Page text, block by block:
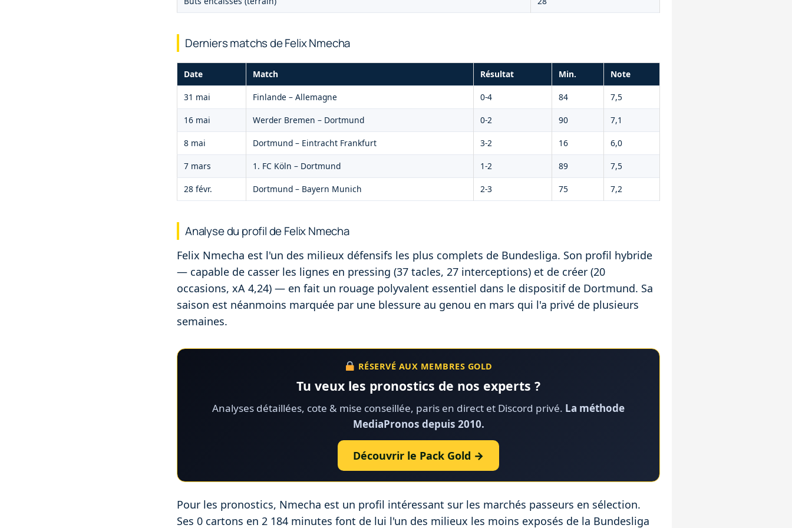
Derniers matchs de Felix Nmecha
Date Match Résultat Min. Note
31 mai Finlande – Allemagne 0-4 84 7,5
16 mai Werder Bremen – Dortmund 0-2 90 7,1
8 mai Dortmund – Eintracht Frankfurt 3-2 16 6,0
7 mars 1. FC Köln – Dortmund 1-2 89 7,5
28 févr. Dortmund – Bayern Munich 2-3 75 7,2
Analyse du profil de Felix Nmecha
Felix Nmecha est l'un des milieux défensifs les plus complets de Bundesliga. Son profil hybride
— capable de casser les lignes en pressing (37 tacles, 27 interceptions) et de créer (20
occasions, xA 4,24) — en fait un rouage polyvalent essentiel dans le dispositif de Dortmund. Sa
saison est néanmoins marquée par une blessure au genou en mars qui l'a privé de plusieurs
semaines.
RÉSERVÉ AUX MEMBRES GOLD
Tu veux les pronostics de nos experts ?
Analyses détaillées, cote & mise conseillée, paris en direct et Discord privé. La méthode
MediaPronos depuis 2010.
Découvrir le Pack Gold →
Pour les pronostics, Nmecha est un profil intéressant sur les marchés passeurs en sélection.
Ses 0 cartons en 2 184 minutes font de lui l'un des milieux les moins exposés de la Bundesliga